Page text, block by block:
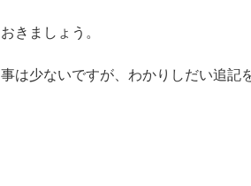
きましょう。
は少ないですが、わかりしだい追記